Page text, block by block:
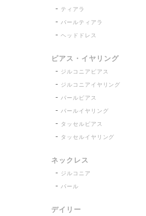
ティアラ
パールティアラ
ヘッドドレス
ピアス・イヤリング
ジルコニアピアス
ジルコニアイヤリング
パールピアス
パールイヤリング
タッセルピアス
タッセルイヤリング
ネックレス
ジルコニア
パール
デイリー